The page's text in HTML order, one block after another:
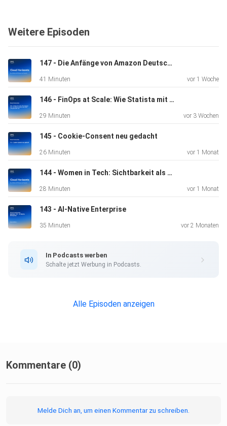
herkömmlichen
AI-Coding-Tools?
Spec-Driven Development vs. traditionelles Vibe-Coding
Tasks
Code-Generierung
Highlights der Kiro-Funktionalitäten:
Systematischer Ansatz mit vollständiger Traceability
Weitere Episoden
147 - Die Anfänge von Amazon Deutschland & mehr
41 Minuten vor 1 Woche
146 - FinOps at Scale: Wie Statista mit 120 AWS-Accounts den Shift Left geschafft hat
29 Minuten vor 3 Wochen
145 - Cookie-Consent neu gedacht
26 Minuten vor 1 Monat
144 - Women in Tech: Sichtbarkeit als Karriere-Katalysator
28 Minuten vor 1 Monat
143 - AI-Native Enterprise
35 Minuten vor 2 Monaten
In Podcasts werben
Schalte jetzt Werbung in Podcasts.
Alle Episoden anzeigen
Kommentare (0)
Melde Dich an, um einen Kommentar zu schreiben.